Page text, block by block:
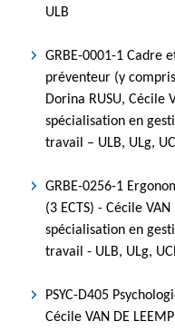
ULB
GRBE-0001-1 Cadre
préventeur (y
Dorina RUSU, Cécile
spécialisation en
travail – ULB, ULg,
GRBE-0256-1
(3 ECTS) - Cécile
spécialisation en
travail - ULB, ULg,
PSYC-D405
Cécile VAN DE